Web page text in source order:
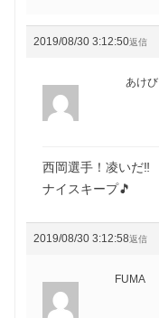
2019/08/30 3:12:50返信
あけび
西岡選手！凌いだ‼️
ナイスキープ🎵
2019/08/30 3:12:58返信
FUMA